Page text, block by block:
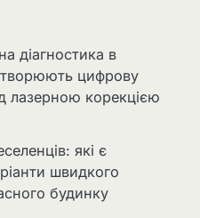
діагностика в
цифрову
лазерною корекцією
які є
швидкого
будинку